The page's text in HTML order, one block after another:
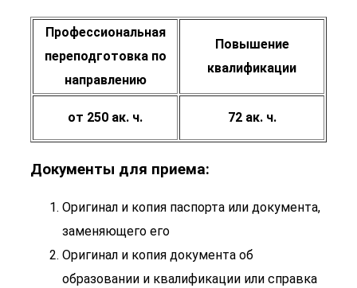
Профессиональная
переподготовка по
направлению
Повышение
квалификации
от 250 ак. ч. 72 ак. ч.
Документы для приема:
Оригинал и копия паспорта или документа,
заменяющего его
Оригинал и копия документа об
образовании и квалификации или справка